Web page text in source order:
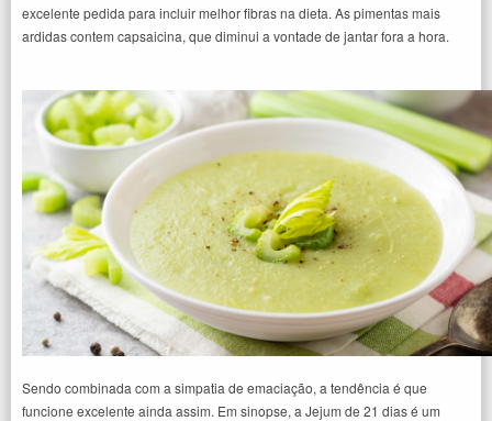
excelente pedida para incluir melhor fibras na dieta. As pimentas mais
ardidas contem capsaicina, que diminui a vontade de jantar fora a hora.
Sendo combinada com a simpatia de emaciação, a tendência é que
funcione excelente ainda assim. Em sinopse, a Jejum de 21 dias é um